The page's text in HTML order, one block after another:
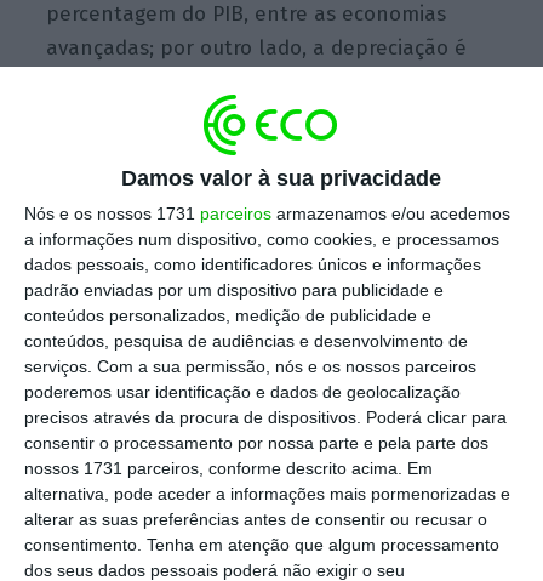
Damos valor à sua privacidade
Nós e os nossos 1731 parceiros armazenamos e/ou acedemos
a informações num dispositivo, como cookies, e processamos
dados pessoais, como identificadores únicos e informações
padrão enviadas por um dispositivo para publicidade e
conteúdos personalizados, medição de publicidade e
conteúdos, pesquisa de audiências e desenvolvimento de
serviços. Com a sua permissão, nós e os nossos parceiros
poderemos usar identificação e dados de geolocalização
precisos através da procura de dispositivos. Poderá clicar para
consentir o processamento por nossa parte e pela parte dos
nossos 1731 parceiros, conforme descrito acima. Em
alternativa, pode aceder a informações mais pormenorizadas e
alterar as suas preferências antes de consentir ou recusar o
consentimento. Tenha em atenção que algum processamento
dos seus dados pessoais poderá não exigir o seu
percentagem do PIB, entre as economias
avançadas; por outro lado, a depreciação é
preciso realçar que os dados são de “2016 ou
os últimos” disponíveis. Não é claro se o
número para Portugal é o de 2016 ou de 2017.
A fonte do gráfico são as próprias estatísticas
compiladas pela equipa do Fundo Monetário
Internacional.
Centeno cumpre meta do investimento. Fica abaixo
da troika
Ler Mais